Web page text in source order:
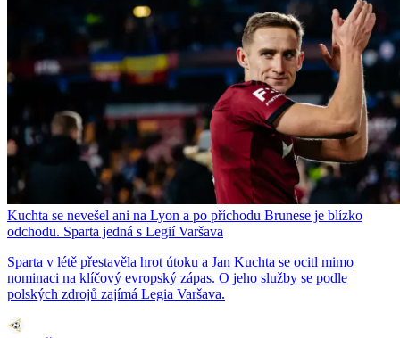
Kuchta se nevešel ani na Lyon a po příchodu Brunese je blízko
odchodu. Sparta jedná s Legií Varšava
Sparta v létě přestavěla hrot útoku a Jan Kuchta se ocitl mimo
nominaci na klíčový evropský zápas. O jeho služby se podle
polských zdrojů zajímá Legia Varšava.